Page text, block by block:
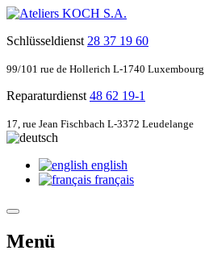
Schlüsseldienst 28 37 19 60
99/101 rue de Hollerich L-1740 Luxembourg
Reparaturdienst 48 62 19-1
17, rue Jean Fischbach L-3372 Leudelange
english
français
Menü